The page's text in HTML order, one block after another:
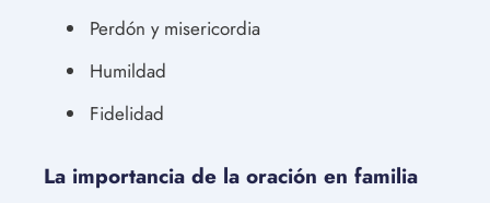
Perdón y misericordia
Humildad
Fidelidad
La importancia de la oración en familia